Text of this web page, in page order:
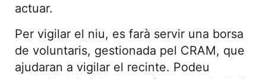
actuar.
Per vigilar el niu, es farà servir una borsa
de voluntaris, gestionada pel CRAM, que
ajudaran a vigilar el recinte. Podeu